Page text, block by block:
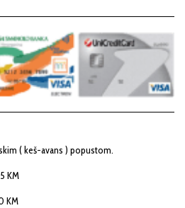
( keš-avans ) popustom.
KM
KM